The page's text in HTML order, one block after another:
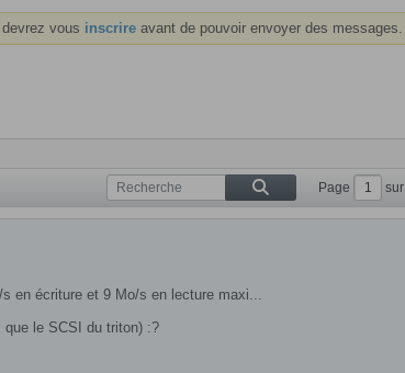
vous inscrire avant de pouvoir envoyer des messages.
Page sur
en écriture et 9 Mo/s en lecture maxi...
le SCSI du triton) :?